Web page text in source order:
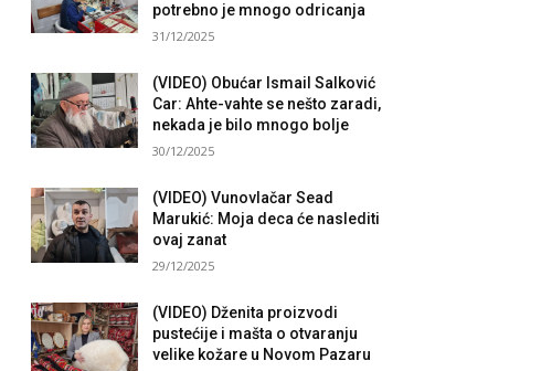
potrebno je mnogo odricanja
31/12/2025
(VIDEO) Obućar Ismail Salković
Car: Ahte-vahte se nešto zaradi,
nekada je bilo mnogo bolje
30/12/2025
(VIDEO) Vunovlačar Sead
Marukić: Moja deca će naslediti
ovaj zanat
29/12/2025
(VIDEO) Dženita proizvodi
pustećije i mašta o otvaranju
velike kožare u Novom Pazaru